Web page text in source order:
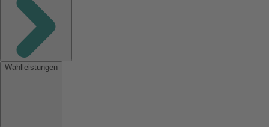
Wahlleistungen